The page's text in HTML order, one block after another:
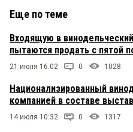
Еще по теме
Входящую в
пытаются продать с пятой
21 июля 16:02 0 1028
Национализированный
компанией в составе
14 июля 10:32 0 1317